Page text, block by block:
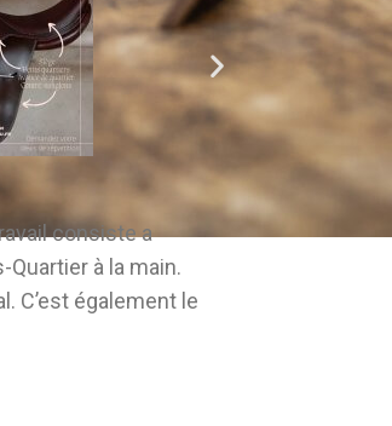
consiste a
à la main.
C’est également le